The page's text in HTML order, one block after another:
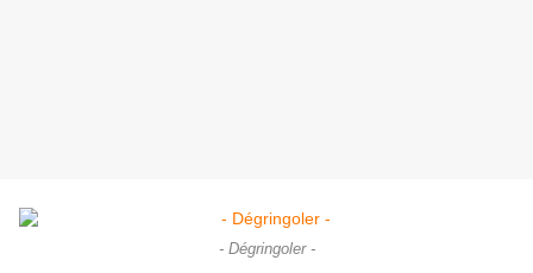
- Dégringoler -